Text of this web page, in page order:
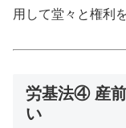
用して堂々と権利
労基法④ 産
い